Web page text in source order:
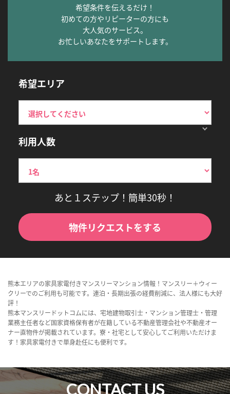
希望条件を伝えるだけ！
初めての方やリピーターの方にも
大人気のサービス。
お忙しいあなたをサポートします。
希望エリア
利用人数
あと１ステップ！簡単30秒！
物件リクエストをする
熊本エリアの家具家電付きマンスリーマンション情報！マンスリー＋ウィー
クリーでのご利用も可能です。連泊・長期出張の経費削減に、法人様にも大好
評！
熊本マンスリードットコムには、宅地建物取引士・マンション管理士・管理
業務主任者など国家資格保有者が在籍している不動産管理会社や不動産オー
ナー直物件が掲載されています。寮・社宅として安心してご利用いただけま
す！家具家電付きで単身赴任にも便利です。
CONTACT US